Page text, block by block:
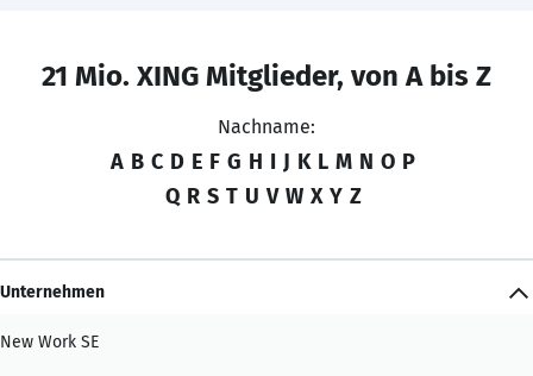
21 Mio. XING Mitglieder, von A bis Z
Nachname:
A B C D E F G H I J K L M N O P
Q R S T U V W X Y Z
Unternehmen
New Work SE